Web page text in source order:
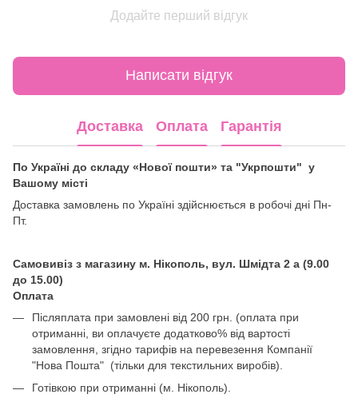
Додайте перший відгук
Написати відгук
Доставка Оплата Гарантія
По Україні до складу «Нової пошти» та "Укрпошти" у
Вашому місті
Доставка замовлень по Україні здійснюється в робочі дні Пн-
Пт.
Самовивіз з магазину м. Нікополь, вул. Шмідта 2 а (9.00
до 15.00)
Оплата
Післяплата при замовлені від 200 грн. (оплата при
отриманні, ви оплачуєте додатково% від вартості
замовлення, згідно тарифів на перевезення Компанії
"Нова Пошта" (тільки для текстильних виробів).
Готівкою при отриманні (м. Нікополь).